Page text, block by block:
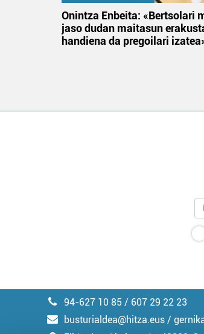
Onintza Enbeita: «Bertsolari
jaso dudan maitasun
handiena da pregoilari
94-627 10 85 / 607 29 22 23
busturialdea@hitza.eus /